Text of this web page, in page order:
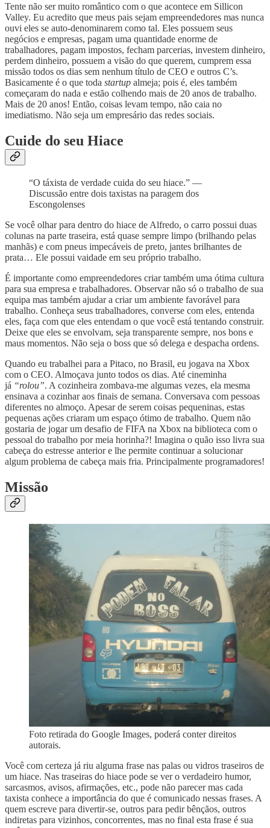
Tente não ser muito romântico com o que acontece em Sillicon
Valley. Eu acredito que meus pais sejam empreendedores mas nunca
ouvi eles se auto-denominarem como tal. Eles possuem seus
negócios e empresas, pagam uma quantidade enorme de
trabalhadores, pagam impostos, fecham parcerias, investem dinheiro,
perdem dinheiro, possuem a visão do que querem, cumprem essa
missão todos os dias sem nenhum título de CEO e outros C’s.
Basicamente é o que toda startup almeja; pois é, eles também
começaram do nada e estão colhendo mais de 20 anos de trabalho.
Mais de 20 anos! Então, coisas levam tempo, não caia no
imediatismo. Não seja um empresário das redes sociais.
Cuide do seu Hiace
“O táxista de verdade cuida do seu hiace.” —
Discussão entre dois taxistas na paragem dos
Escongolenses
Se você olhar para dentro do hiace de Alfredo, o carro possui duas
colunas na parte traseira, está quase sempre limpo (brilhando pelas
manhãs) e com pneus impecáveis de preto, jantes brilhantes de
prata… Ele possui vaidade em seu próprio trabalho.
É importante como empreendedores criar também uma ótima cultura
para sua empresa e trabalhadores. Observar não só o trabalho de sua
equipa mas também ajudar a criar um ambiente favorável para
trabalho. Conheça seus trabalhadores, converse com eles, entenda
eles, faça com que eles entendam o que você está tentando construir.
Deixe que eles se envolvam, seja transparente sempre, nos bons e
maus momentos. Não seja o boss que só delega e despacha ordens.
Quando eu trabalhei para a Pitaco, no Brasil, eu jogava na Xbox
com o CEO. Almoçava junto todos os dias. Até cineminha
já “rolou”. A cozinheira zombava-me algumas vezes, ela mesma
ensinava a cozinhar aos finais de semana. Conversava com pessoas
diferentes no almoço. Apesar de serem coisas pequeninas, estas
pequenas ações criaram um espaço ótimo de trabalho. Quem não
gostaria de jogar um desafio de FIFA na Xbox na biblioteca com o
pessoal do trabalho por meia horinha?! Imagina o quão isso livra sua
cabeça do estresse anterior e lhe permite continuar a solucionar
algum problema de cabeça mais fria. Principalmente programadores!
Missão
Foto retirada do Google Images, poderá conter direitos
autorais.
Você com certeza já riu alguma frase nas palas ou vidros traseiros de
um hiace. Nas traseiras do hiace pode se ver o verdadeiro humor,
sarcasmos, avisos, afirmações, etc., pode não parecer mas cada
taxista conhece a importância do que é comunicado nessas frases. A
quem escreve para divertir-se, outros para pedir bênçãos, outros
indiretas para vizinhos, concorrentes, mas no final esta frase é sua